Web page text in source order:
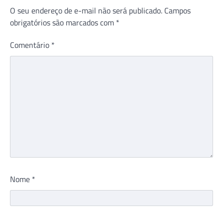
O seu endereço de e-mail não será publicado. Campos
obrigatórios são marcados com *
Comentário *
Nome *